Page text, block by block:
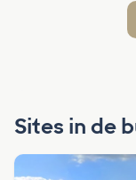
Sites in de